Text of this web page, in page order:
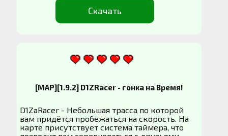
Скачать
[MAP][1.9.2] D1ZRacer - гонка на Время!
D1ZaRacer - Небольшая трасса по которой
вам придётся пробежаться на скорость. На
карте присутствует система таймера, что